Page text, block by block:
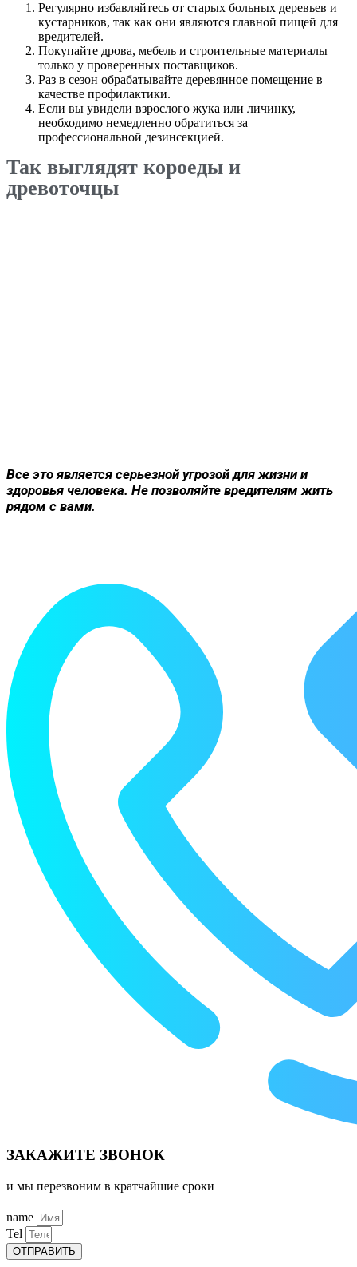
Регулярно избавляйтесь от старых больных деревьев и
кустарников, так как они являются главной пищей для
вредителей.
Покупайте дрова, мебель и строительные материалы
только у проверенных поставщиков.
Раз в сезон обрабатывайте деревянное помещение в
качестве профилактики.
Если вы увидели взрослого жука или личинку,
необходимо немедленно обратиться за
профессиональной дезинсекцией.
Так выглядят короеды и
древоточцы
Все это является серьезной угрозой для жизни и
здоровья человека. Не позволяйте вредителям жить
рядом с вами.
ЗАКАЖИТЕ ЗВОНОК
и мы перезвоним в кратчайшие сроки
name
Tel
ОТПРАВИТЬ